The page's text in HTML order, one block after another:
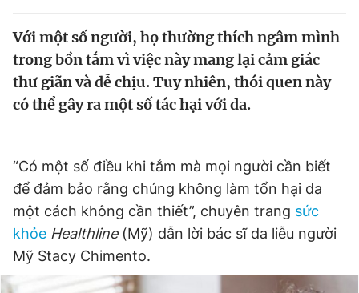
Tin thị trường Tin 360
Video Magazine
Tiện ích Bạn cần biết
Thông tin tòa soạn Liên hệ quảng cáo
Với một số người, họ thường thích ngâm mình
trong bồn tắm vì việc này mang lại cảm giác
thư giãn và dễ chịu. Tuy nhiên, thói quen này
có thể gây ra một số tác hại với da.
“Có một số điều khi tắm mà mọi người cần biết
để đảm bảo rằng chúng không làm tổn hại da
một cách không cần thiết”, chuyên trang sức
khỏe Healthline(Mỹ) dẫn lời bác sĩ da liễu người
Mỹ Stacy Chimento.